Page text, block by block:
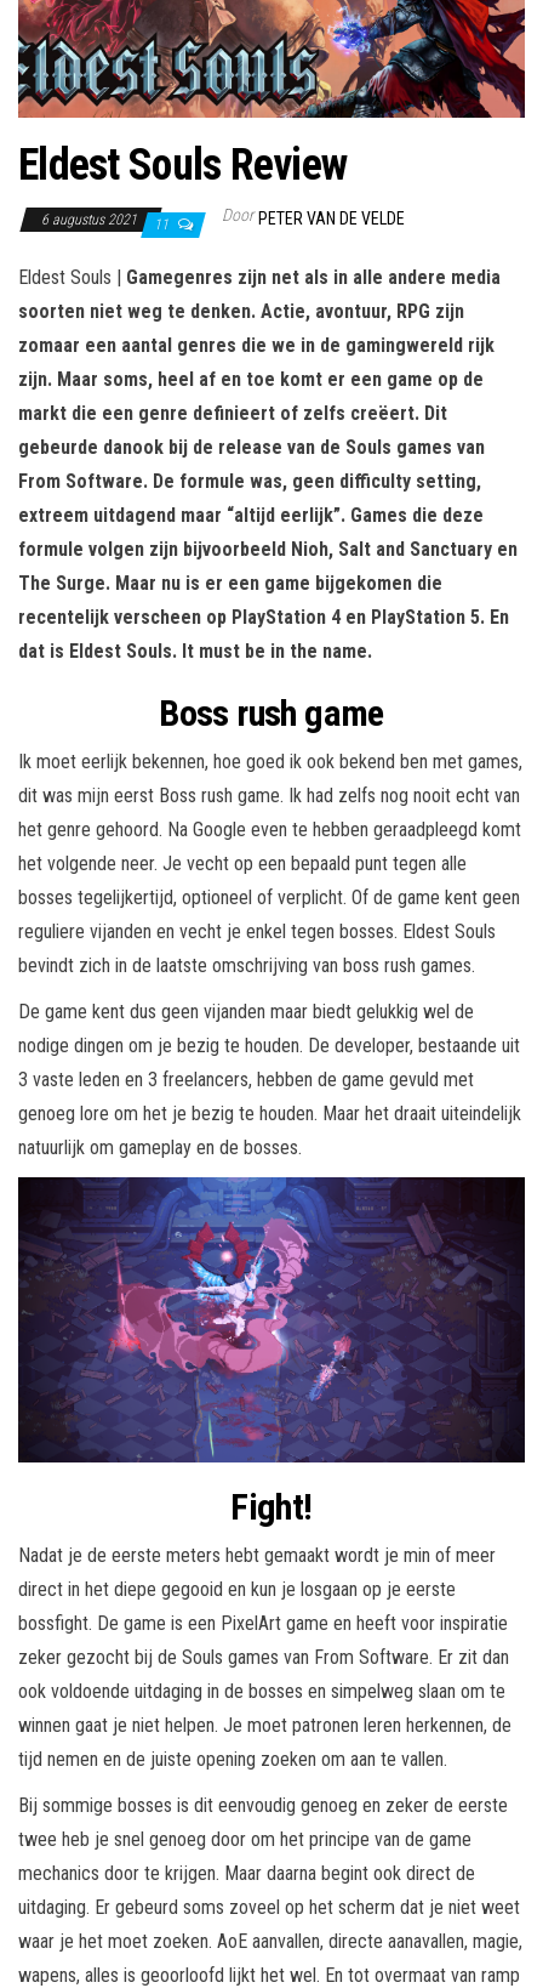
Eldest Souls Review
6 augustus 2021 11 Door PETER VAN DE VELDE
Eldest Souls | Gamegenres zijn net als in alle andere media
soorten niet weg te denken. Actie, avontuur, RPG zijn
zomaar een aantal genres die we in de gamingwereld rijk
zijn. Maar soms, heel af en toe komt er een game op de
markt die een genre definieert of zelfs creëert. Dit
gebeurde danook bij de release van de Souls games van
From Software. De formule was, geen difficulty setting,
extreem uitdagend maar “altijd eerlijk”. Games die deze
formule volgen zijn bijvoorbeeld Nioh, Salt and Sanctuary en
The Surge. Maar nu is er een game bijgekomen die
recentelijk verscheen op PlayStation 4 en PlayStation 5. En
dat is Eldest Souls. It must be in the name.
Boss rush game
Ik moet eerlijk bekennen, hoe goed ik ook bekend ben met games,
dit was mijn eerst Boss rush game. Ik had zelfs nog nooit echt van
het genre gehoord. Na Google even te hebben geraadpleegd komt
het volgende neer. Je vecht op een bepaald punt tegen alle
bosses tegelijkertijd, optioneel of verplicht. Of de game kent geen
reguliere vijanden en vecht je enkel tegen bosses. Eldest Souls
bevindt zich in de laatste omschrijving van boss rush games.
De game kent dus geen vijanden maar biedt gelukkig wel de
nodige dingen om je bezig te houden. De developer, bestaande uit
3 vaste leden en 3 freelancers, hebben de game gevuld met
genoeg lore om het je bezig te houden. Maar het draait uiteindelijk
natuurlijk om gameplay en de bosses.
Fight!
Nadat je de eerste meters hebt gemaakt wordt je min of meer
direct in het diepe gegooid en kun je losgaan op je eerste
bossfight. De game is een PixelArt game en heeft voor inspiratie
zeker gezocht bij de Souls games van From Software. Er zit dan
ook voldoende uitdaging in de bosses en simpelweg slaan om te
winnen gaat je niet helpen. Je moet patronen leren herkennen, de
tijd nemen en de juiste opening zoeken om aan te vallen.
Bij sommige bosses is dit eenvoudig genoeg en zeker de eerste
twee heb je snel genoeg door om het principe van de game
mechanics door te krijgen. Maar daarna begint ook direct de
uitdaging. Er gebeurd soms zoveel op het scherm dat je niet weet
waar je het moet zoeken. AoE aanvallen, directe aanavallen, magie,
wapens, alles is geoorloofd lijkt het wel. En tot overmaat van ramp